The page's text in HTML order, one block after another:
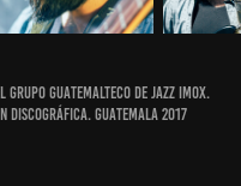
grupo guatemalteco de jazz Imox.
discográfica. Guatemala 2017